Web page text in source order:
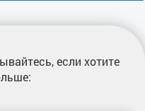
если хотите